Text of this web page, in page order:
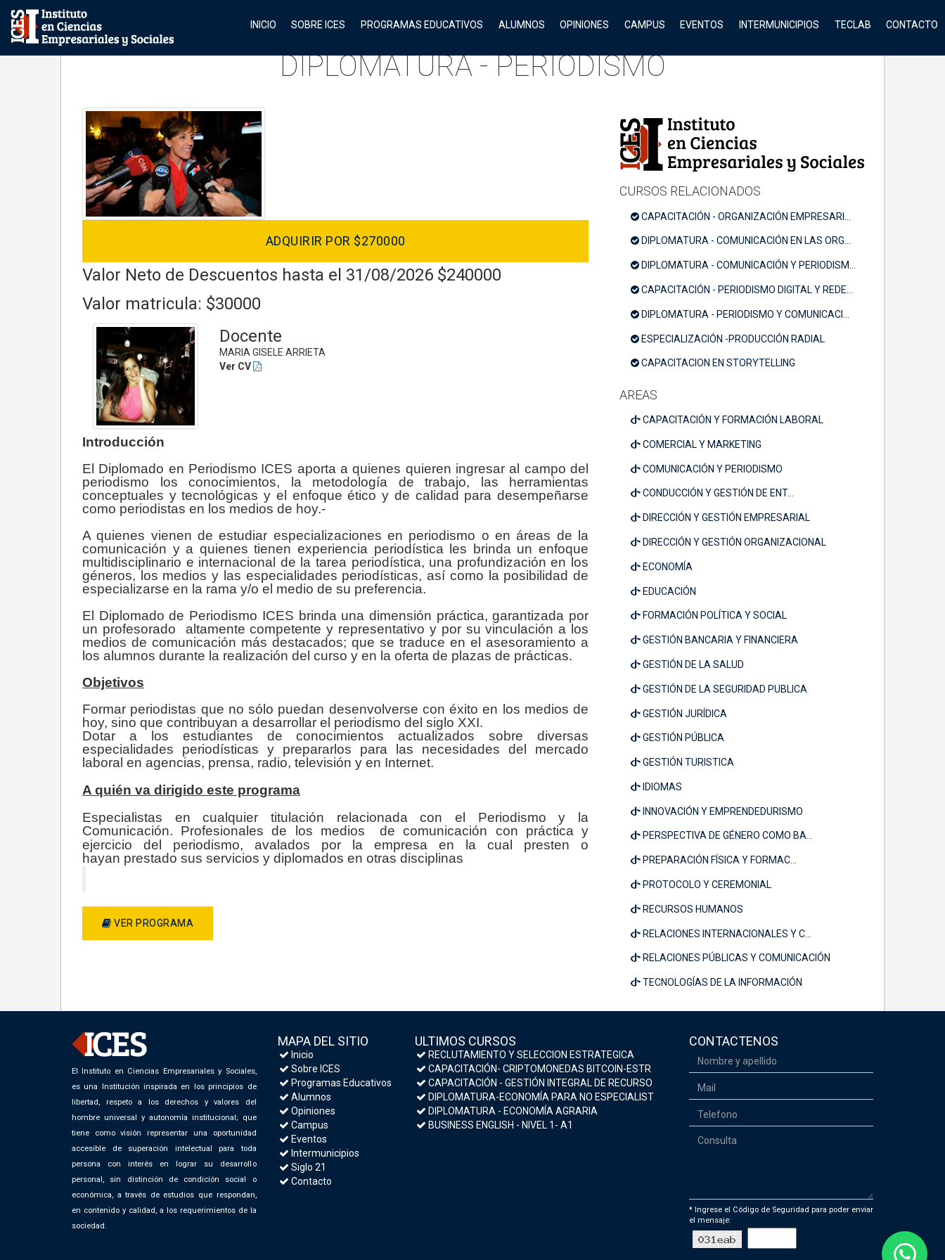
INICIO SOBRE ICES PROGRAMAS EDUCATIVOS ALUMNOS OPINIONES CAMPUS EVENTOS INTERMUNICIPIOS TECLAB CONTACTO
DIPLOMATURA - PERIODISMO
ADQUIRIR POR $270000
Valor Neto de Descuentos hasta el 31/08/2026 $240000
Valor matricula: $30000
Docente
MARIA GISELE ARRIETA
Ver CV
Introducción
El Diplomado en Periodismo ICES aporta a quienes quieren ingresar al campo del
periodismo los conocimientos, la metodología de trabajo, las herramientas
conceptuales y tecnológicas y el enfoque ético y de calidad para desempeñarse
como periodistas en los medios de hoy.-
A quienes vienen de estudiar especializaciones en periodismo o en áreas de la
comunicación y a quienes tienen experiencia periodística les brinda un enfoque
multidisciplinario e internacional de la tarea periodística, una profundización en los
géneros, los medios y las especialidades periodísticas, así como la posibilidad de
especializarse en la rama y/o el medio de su preferencia.
El Diplomado de Periodismo ICES brinda una dimensión práctica, garantizada por
un profesorado altamente competente y representativo y por su vinculación a los
medios de comunicación más destacados; que se traduce en el asesoramiento a
los alumnos durante la realización del curso y en la oferta de plazas de prácticas.
Objetivos
Formar periodistas que no sólo puedan desenvolverse con éxito en los medios de
hoy, sino que contribuyan a desarrollar el periodismo del siglo XXI.
Dotar a los estudiantes de conocimientos actualizados sobre diversas
especialidades periodísticas y prepararlos para las necesidades del mercado
laboral en agencias, prensa, radio, televisión y en Internet.
A quién va dirigido este programa
Especialistas en cualquier titulación relacionada con el Periodismo y la
Comunicación. Profesionales de los medios
de comunicación con práctica y
ejercicio del periodismo, avalados por la empresa en la cual presten o
hayan prestado sus servicios y diplomados en otras disciplinas
VER PROGRAMA
CURSOS RELACIONADOS
CAPACITACIÓN - ORGANIZACIÓN EMPRESARIAL Y MARKETING
DIPLOMATURA - COMUNICACIÓN EN LAS ORGANIZACIONES
DIPLOMATURA - COMUNICACIÓN Y PERIODISMO DEPORTIVO
CAPACITACIÓN - PERIODISMO DIGITAL Y REDES SOCIALES
DIPLOMATURA - PERIODISMO Y COMUNICACIÓN DIGITAL
ESPECIALIZACIÓN -PRODUCCIÓN RADIAL
CAPACITACION EN STORYTELLING
AREAS
CAPACITACIÓN Y FORMACIÓN LABORAL
COMERCIAL Y MARKETING
COMUNICACIÓN Y PERIODISMO
CONDUCCIÓN Y GESTIÓN DE ENT...
DIRECCIÓN Y GESTIÓN EMPRESARIAL
DIRECCIÓN Y GESTIÓN ORGANIZACIONAL
ECONOMÍA
EDUCACIÓN
FORMACIÓN POLÍTICA Y SOCIAL
GESTIÓN BANCARIA Y FINANCIERA
GESTIÓN DE LA SALUD
GESTIÓN DE LA SEGURIDAD PUBLICA
GESTIÓN JURÍDICA
GESTIÓN PÚBLICA
GESTIÓN TURISTICA
IDIOMAS
INNOVACIÓN Y EMPRENDEDURISMO
PERSPECTIVA DE GÉNERO COMO BA...
PREPARACIÓN FÍSICA Y FORMAC...
PROTOCOLO Y CEREMONIAL
RECURSOS HUMANOS
RELACIONES INTERNACIONALES Y C...
RELACIONES PÚBLICAS Y COMUNICACIÓN
TECNOLOGÍAS DE LA INFORMACIÓN
El Instituto en Ciencias Empresariales y Sociales,
es una Institución inspirada en los principios de
libertad, respeto a los derechos y valores del
hombre universal y autonomía institucional; que
tiene como visión representar una oportunidad
accesible de superación intelectual para toda
persona con interés en lograr su desarrollo
personal, sin distinción de condición social o
económica, a través de estudios que respondan,
en contenido y calidad, a los requerimientos de la
sociedad.
MAPA DEL SITIO
Inicio
Sobre ICES
Programas Educativos
Alumnos
Opiniones
Campus
Eventos
Intermunicipios
Siglo 21
Contacto
ULTIMOS CURSOS
RECLUTAMIENTO Y SELECCION ESTRATEGICA
CAPACITACIÓN- CRIPTOMONEDAS BITCOIN-ESTRATEGIAS DE INVERSIÓN Y MEDIDAS DE SEGURIDAD
CAPACITACIÓN - GESTIÓN INTEGRAL DE RECURSOS HUMANOS
DIPLOMATURA-ECONOMÍA PARA NO ESPECIALISTAS- MACROECONOMÍA Y POLÍTICA ECONÓMICA
DIPLOMATURA - ECONOMÍA AGRARIA
BUSINESS ENGLISH - NIVEL 1- A1
CONTACTENOS
* Ingrese el Código de Seguridad para poder enviar
el mensaje: